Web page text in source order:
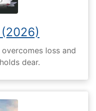
(2026)
loss and
dear.